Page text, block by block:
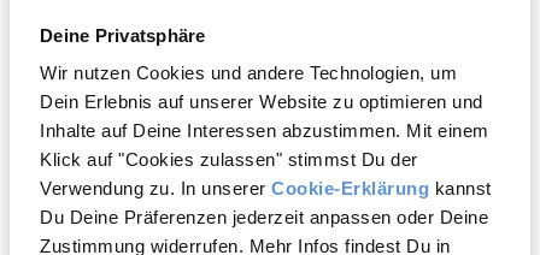
Deine Privatsphäre
Wir nutzen Cookies und andere Technologien, um
Dein Erlebnis auf unserer Website zu optimieren und
Inhalte auf Deine Interessen abzustimmen. Mit einem
Klick auf "Cookies zulassen" stimmst Du der
Verwendung zu. In unserer Cookie-Erklärung kannst
Du Deine Präferenzen jederzeit anpassen oder Deine
Zustimmung widerrufen. Mehr Infos findest Du in
Entdecke unseren täglichen Sonnenschutz
Täglicher UV-Schutz hilft, die Anzeichen lichtbedingter
Hautalterung sichtbar zu reduzieren
Jetzt entdecken
Möchtest Du einen 10% Rabatt
auf Deine nächste Bestellung?
Ja, gerne!